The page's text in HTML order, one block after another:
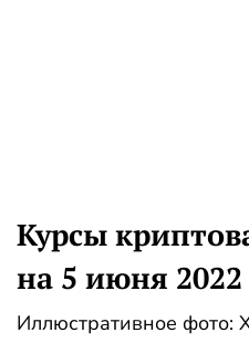
Курсы
на 5 июня 2022
Иллюстративное фото: